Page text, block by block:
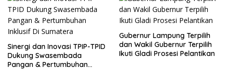
Sinergi dan Inovasi TPIP-TPID
Dukung Swasembada
Pangan & Pertumbuhan
Gubernur Lampung Terpilih
dan Wakil Gubernur Terpilih
Ikuti Gladi Prosesi Pelantikan